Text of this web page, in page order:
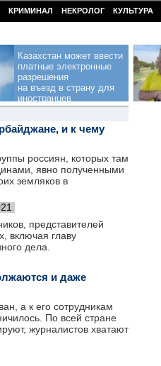
КРИМИНАЛ НЕКРОЛОГ КУЛЬТУРА
Казахстан может ввести
платные электронные
разрешения
на въезд в страну для
иностранцев
и к чему
россиян, которых там
явно полученными
земляков в
представителей
включая главу
дела.
и даже
а к его сотрудникам
По всей стране
журналистов хватают